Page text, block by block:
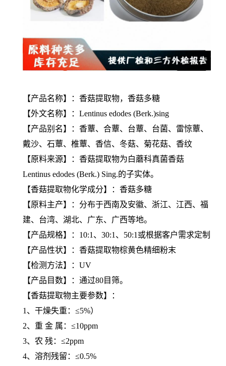
【产品名称】：香菇提取物，香菇多糖
【外文名称】：Lentinus edodes (Berk.)sing
【产品别名】：香蕈、合蕈、台蕈、台菌、雷惊蕈、
戴沙、石蕈、椎蕈、香信、冬菇、菊花菇、香纹
【原料来源】：香菇提取物为白蘑科真菌香菇
Lentinus edodes (Berk.) Sing.的子实体。
【香菇提取物化学成分】：香菇多糖
【原料主产】：分布于西南及安徽、浙江、江西、福
建、台湾、湖北、广东、广西等地。
【产品规格】：10:1、30:1、50:1或根据客户需求定制
【产品性状】：香菇提取物棕黄色精细粉末
【检测方法】：UV
【产品目数】：通过80目筛。
【香菇提取物主要参数】：
1、干燥失重：≤5%）
2、重 金 属：≤10ppm
3、农 残：≤2ppm
4、溶剂残留：≤0.5%